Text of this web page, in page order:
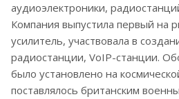
аудиоэлектроники,
Компания выпустила первый на
усилитель, участвовала в
радиостанции, VoIP-станции.
было установлено на
поставлялось британским